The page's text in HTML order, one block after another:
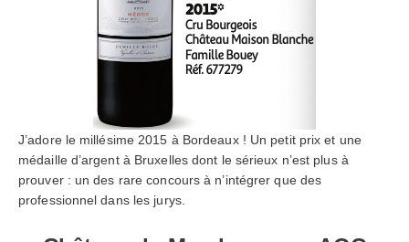
J’adore le millésime 2015 à Bordeaux ! Un petit prix et une
médaille d’argent à Bruxelles dont le sérieux n’est plus à
prouver : un des rare concours à n’intégrer que des
professionnel dans les jurys.